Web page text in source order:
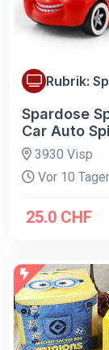
Rubrik:
Spardose
Car Auto
3930 Visp
Vor 10
25.0 CHF